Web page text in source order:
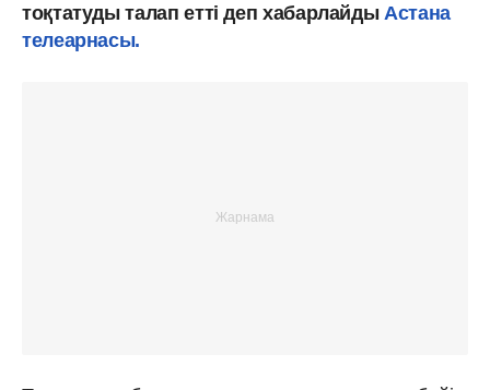
тоқтатуды талап етті деп хабарлайды Астана
телеарнасы.